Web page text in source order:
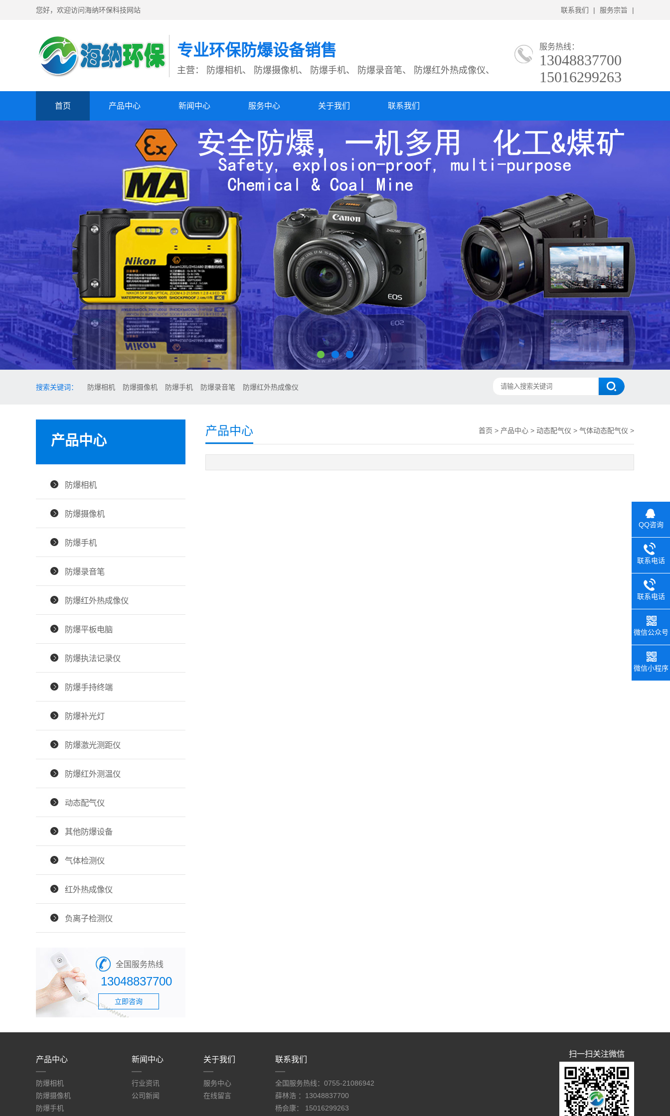
您好，欢迎访问海纳环保科技网站 联系我们 | 服务宗旨 |
专业环保防爆设备销售
主营： 防爆相机、 防爆摄像机、 防爆手机、 防爆录音笔、 防爆红外热成像仪、
服务热线：
13048837700
15016299263
首页 产品中心 新闻中心 服务中心 关于我们 联系我们
搜索关键词： 防爆相机 防爆摄像机 防爆手机 防爆录音笔 防爆红外热成像仪
产品中心
防爆相机
防爆摄像机
防爆手机
防爆录音笔
防爆红外热成像仪
防爆平板电脑
防爆执法记录仪
防爆手持终端
防爆补光灯
防爆激光测距仪
防爆红外测温仪
动态配气仪
其他防爆设备
气体检测仪
红外热成像仪
负离子检测仪
全国服务热线
13048837700
立即咨询
产品中心 首页 > 产品中心 > 动态配气仪 > 气体动态配气仪 >
产品中心
防爆相机
防爆摄像机
防爆手机
新闻中心
行业资讯
公司新闻
关于我们
服务中心
在线留言
联系我们
全国服务热线：0755-21086942
薛林浩 ：13048837700
杨会康： 15016299263
扫一扫关注微信
QQ咨询
联系电话
联系电话
微信公众号
微信小程序